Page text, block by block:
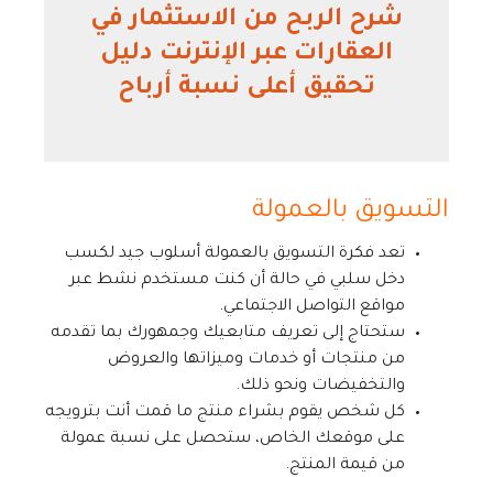
شرح الربح من الاستثمار في
العقارات عبر الإنترنت دليل
تحقيق أعلى نسبة أرباح
التسويق بالعمولة
تعد فكرة التسويق بالعمولة أسلوب جيد لكسب
دخل سلبي في حالة أن كنت مستخدم نشط عبر
مواقع التواصل الاجتماعي.
ستحتاج إلى تعريف متابعيك وجمهورك بما تقدمه
من منتجات أو خدمات وميزاتها والعروض
والتخفيضات ونحو ذلك.
كل شخص يقوم بشراء منتج ما قمت أنت بترويجه
على موقعك الخاص، ستحصل على نسبة عمولة
من قيمة المنتج.